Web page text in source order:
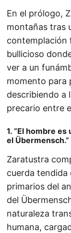
En el prólogo,
montañas tras
contemplación
bullicioso
ver a un
momento para
describiendo a
precario entre
1. “El hombre
el Übermensch.”
Zaratustra
cuerda
primarios del
del
naturaleza
humana,